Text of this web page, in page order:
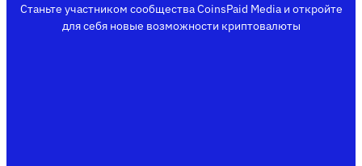
Станьте участником сообщества CoinsPaid Media и откройте
для себя новые возможности криптовалюты